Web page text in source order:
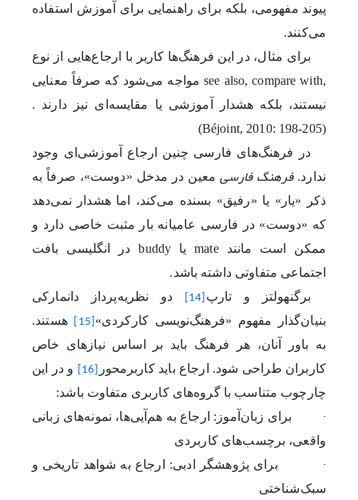
پیوند مفهومی، بلکه برای راهنمایی برای آموزش استفاده
می‌کنند.
برای مثال، در این فرهنگ‌ها کاربر با ارجاع‌هایی از نوع
see also, compare with,مواجه می‌شود که صرفاً معنایی
نیستند، بلکه هشدار آموزشی یا مقایسه‌ای نیز دارند .
(Béjoint, 2010: 198-205)
در فرهنگ‌های فارسی چنین ارجاع آموزشی‌ای وجود
ندارد.فرهنگ فارسی معین در مدخل «دوست»، صرفاً به
ذکر «یار» یا «رفیق» بسنده می‌کند، اما هشدار نمی‌دهد
که «دوست» در فارسی عامیانه بار مثبت خاصی دارد و
ممکن است مانندmateیا buddyدر انگلیسی بافت
اجتماعی متفاوتی داشته باشد.
برگنهولتز و تارپ [14]
دو نظریه‌پرداز دانمارکی
بنیان‌گذار مفهوم «فرهنگ‌نویسی کارکردی»
هستند.
به باور آنان، هر فرهنگ باید بر اساس نیازهای خاص
کاربران طراحی شود. ارجاع باید کاربرمحور
[16]
و در این
چارچوب متناسب با گروه‌‌های کاربری متفاوت باشد:
·
برای زبان‌آموز: ارجاع به هم‌آیی‌ها، نمونه‌های زبانی
واقعی، برچسب‌های کاربردی
·
برای پژوهشگر ادبی: ارجاع به شواهد تاریخی و
سبک‌شناختی